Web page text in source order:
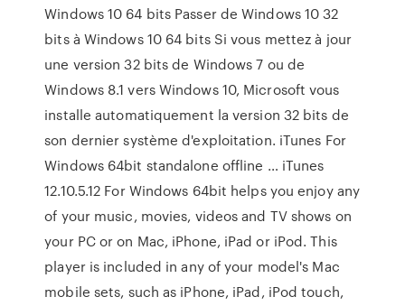
Windows 10 64 bits Passer de Windows 10 32
bits à Windows 10 64 bits Si vous mettez à jour
une version 32 bits de Windows 7 ou de
Windows 8.1 vers Windows 10, Microsoft vous
installe automatiquement la version 32 bits de
son dernier système d'exploitation. iTunes For
Windows 64bit standalone offline … iTunes
12.10.5.12 For Windows 64bit helps you enjoy any
of your music, movies, videos and TV shows on
your PC or on Mac, iPhone, iPad or iPod. This
player is included in any of your model's Mac
mobile sets, such as iPhone, iPad, iPod touch,